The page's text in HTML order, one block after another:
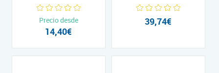
Precio desde
14,40€
39,74€